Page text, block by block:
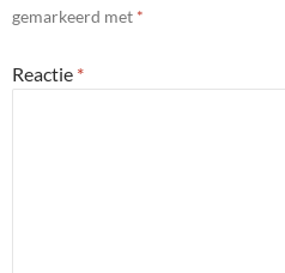
gemarkeerd met *
Reactie *